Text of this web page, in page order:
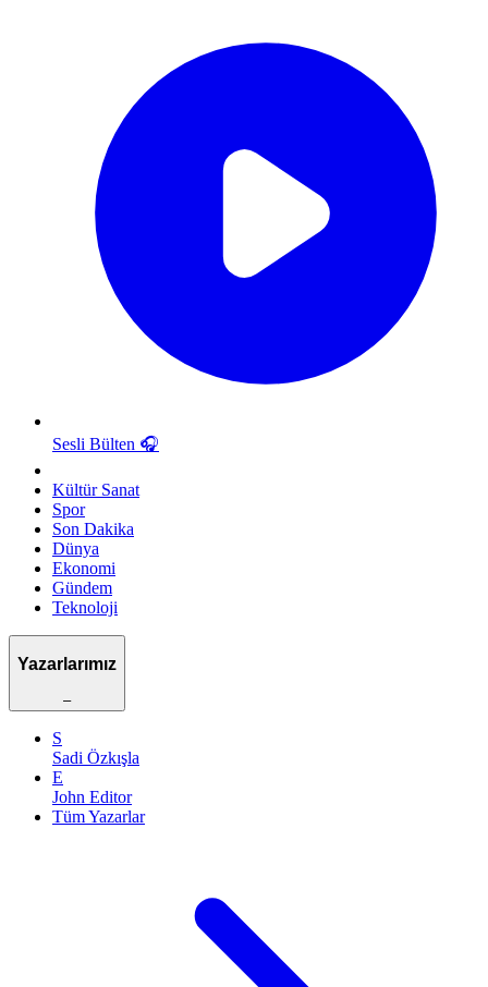
Sesli Bülten 🎧
Kültür Sanat
Spor
Son Dakika
Dünya
Ekonomi
Gündem
Teknoloji
Yazarlarımız
–
S
Sadi Özkışla
E
John Editor
Tüm Yazarlar